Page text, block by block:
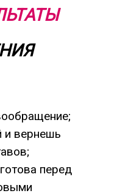
и вернешь
перед